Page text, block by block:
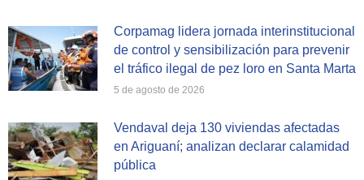
Corpamag lidera jornada interinstitucional
de control y sensibilización para prevenir
el tráfico ilegal de pez loro en Santa Marta
5 de agosto de 2026
Vendaval deja 130 viviendas afectadas
en Ariguaní; analizan declarar calamidad
pública